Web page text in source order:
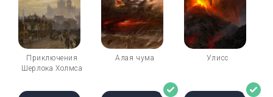
Приключения
Шерлока Холмса
Алая чума Улисс